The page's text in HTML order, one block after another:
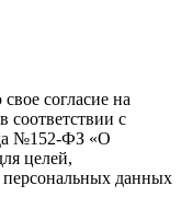
согласие на
соответствии с
№152-ФЗ «О
целей,
персональных данных